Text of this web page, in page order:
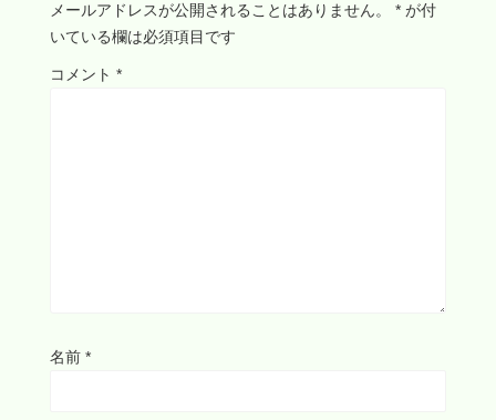
メールアドレスが公開されることはありません。 * が付
いている欄は必須項目です
コメント *
名前 *